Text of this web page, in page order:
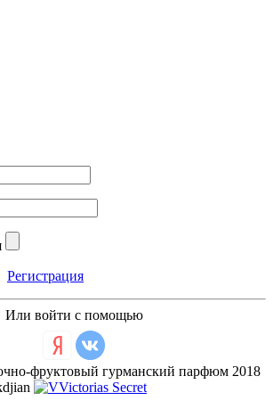
Регистрация
Или войти с помощью
фруктовый гурманский парфюм 2018